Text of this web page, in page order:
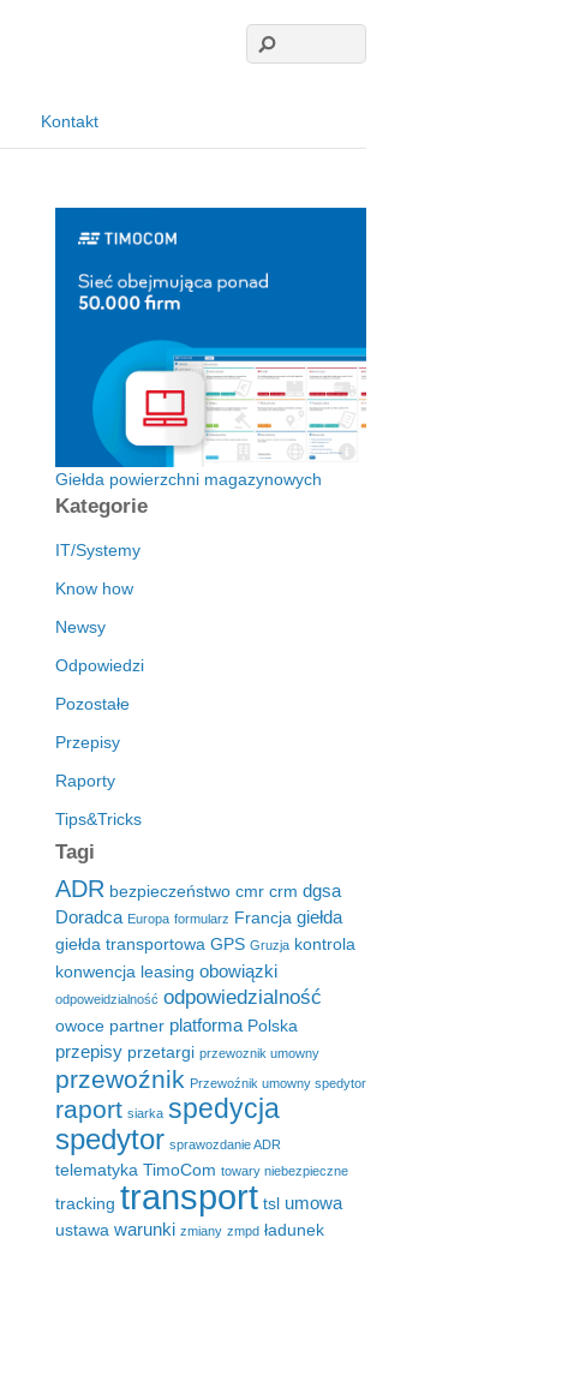
Kontakt
Giełda powierzchni magazynowych
Kategorie
IT/Systemy
Know how
Newsy
Odpowiedzi
Pozostałe
Przepisy
Raporty
Tips&Tricks
Tagi
ADR bezpieczeństwo cmr crm dgsa
Doradca Europa formularz Francja giełda
giełda transportowa GPS Gruzja kontrola
konwencja leasing obowiązki
odpoweidzialność odpowiedzialność
owoce partner platforma Polska
przepisy przetargi przewoznik umowny
przewoźnik Przewoźnik umowny spedytor
raport siarka spedycja
spedytor sprawozdanie ADR
telematyka TimoCom towary niebezpieczne
tracking transport tsl umowa
ustawa warunki zmiany zmpd ładunek